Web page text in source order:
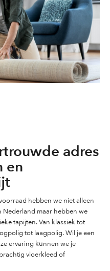
worden
de
adres
en
hebben we niet alleen
maar hebben we
tapijten. Van klassiek tot
tot laagpolig. Wil je een
ervaring kunnen we je
vloerkleed of